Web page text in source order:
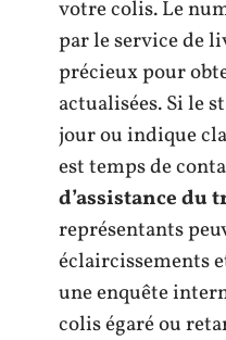
votre colis. Le
par le service de
précieux pour
actualisées. Si le
jour ou indique
est temps de
d’assistance du
représentants
éclaircissements
une enquête
colis égaré ou